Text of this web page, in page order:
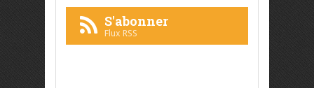
S'abonner
Flux RSS